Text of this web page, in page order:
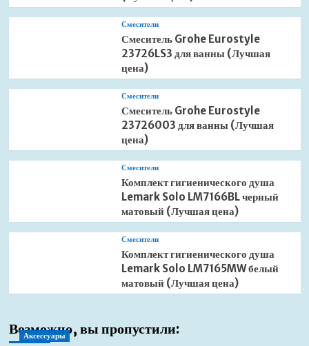
Смесители
Смеситель Grohe Eurostyle
23726LS3 для ванны (Лучшая
цена)
Смесители
Смеситель Grohe Eurostyle
23726003 для ванны (Лучшая
цена)
Смесители
Комплект гигиенического душа
Lemark Solo LM7166BL черный
матовый (Лучшая цена)
Смесители
Комплект гигиенического душа
Lemark Solo LM7165MW белый
матовый (Лучшая цена)
Возможно, вы пропустили:
Аксессуары